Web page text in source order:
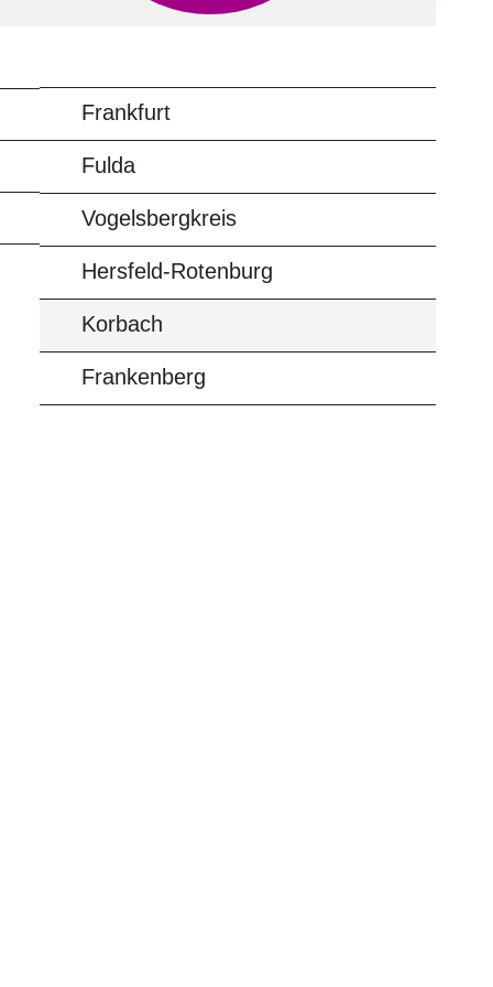
Frankfurt
Fulda
Vogelsbergkreis
Hersfeld-Rotenburg
Korbach
Frankenberg